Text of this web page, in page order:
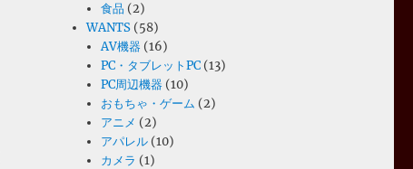
食品 (2)
WANTS (58)
AV機器 (16)
PC・タブレットPC (13)
PC周辺機器 (10)
おもちゃ・ゲーム (2)
アニメ (2)
アパレル (10)
カメラ (1)